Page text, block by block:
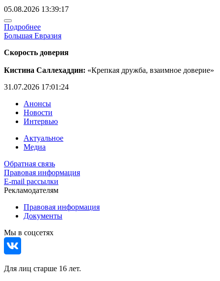
05.08.2026 13:39:17
Подробнее
Большая Евразия
Скорость доверия
Кистина Саллехаддин: «Крепкая дружба, взаимное доверие»
31.07.2026 17:01:24
Анонсы
Новости
Интервью
Актуальное
Медиа
Обратная связь
Правовая информация
E-mail рассылки
Рекламодателям
Правовая информация
Документы
Мы в соцсетях
Для лиц старше 16 лет.